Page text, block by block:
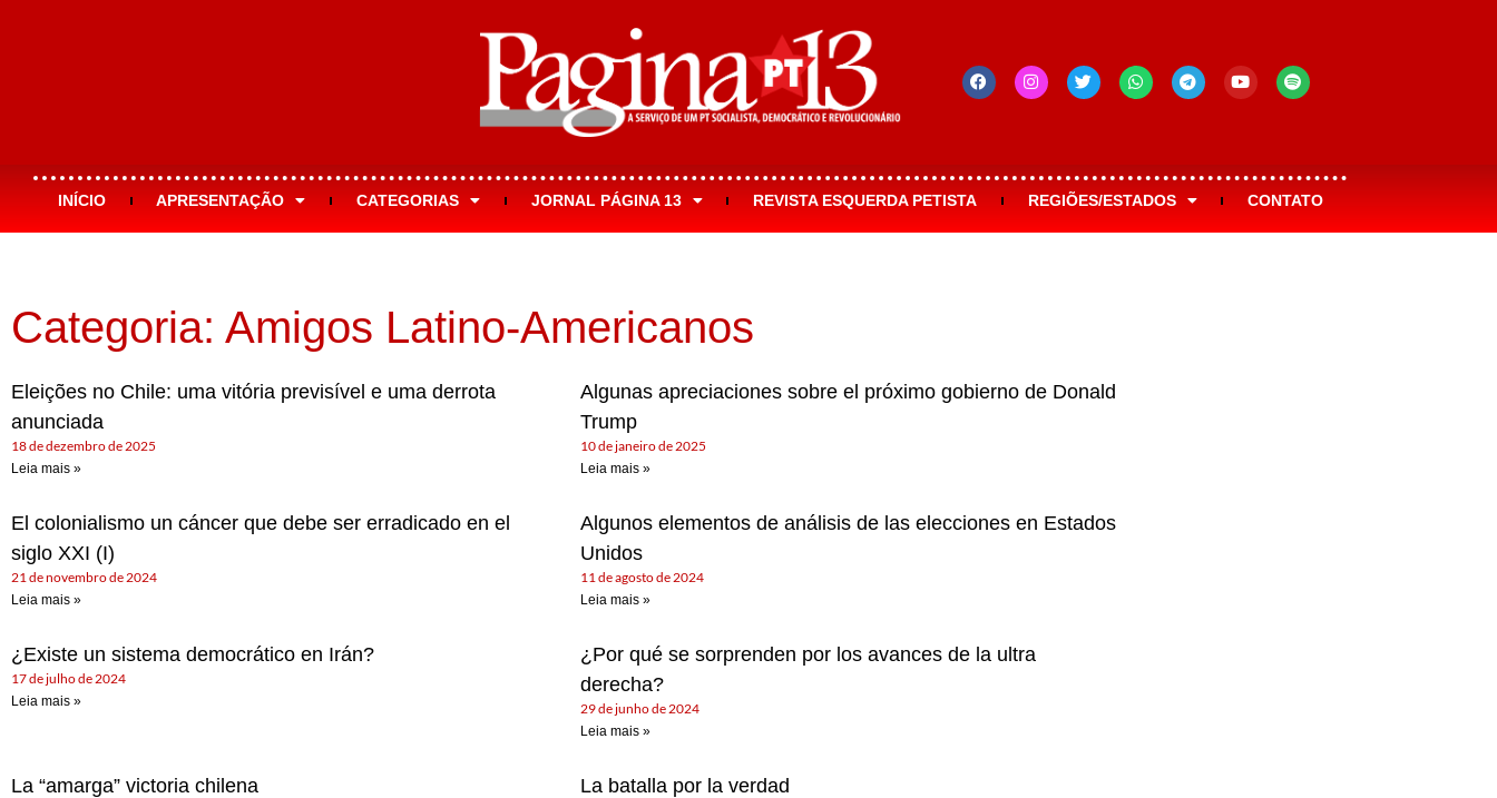
INÍCIO APRESENTAÇÃO CATEGORIAS JORNAL PÁGINA 13 REVISTA ESQUERDA PETISTA REGIÕES/ESTADOS CONTATO
Categoria: Amigos Latino-Americanos
Eleições no Chile: uma vitória previsível e uma derrota
anunciada
18 de dezembro de 2025
Leia mais »
Algunas apreciaciones sobre el próximo gobierno de Donald
Trump
10 de janeiro de 2025
Leia mais »
El colonialismo un cáncer que debe ser erradicado en el
siglo XXI (I)
21 de novembro de 2024
Leia mais »
Algunos elementos de análisis de las elecciones en Estados
Unidos
11 de agosto de 2024
Leia mais »
¿Existe un sistema democrático en Irán?
17 de julho de 2024
Leia mais »
¿Por qué se sorprenden por los avances de la ultra
derecha?
29 de junho de 2024
Leia mais »
La “amarga” victoria chilena La batalla por la verdad